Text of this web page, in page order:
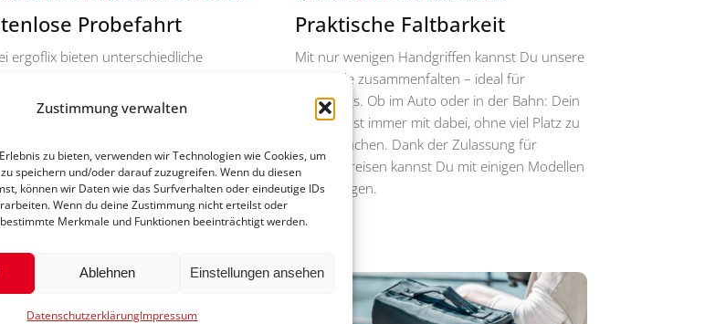
Zustimmung verwalten
zu bieten, verwenden wir Technologien wie Cookies, um
speichern und/oder darauf zuzugreifen. Wenn du diesen
können wir Daten wie das Surfverhalten oder eindeutige IDs
Wenn du deine Zustimmung nicht erteilst oder
Merkmale und Funktionen beeinträchtigt werden.
Ablehnen Einstellungen ansehen
DatenschutzerklärungImpressum
Probefahrt
ergoflix bieten unterschiedliche
entscheiden kannst, bieten wir
Probefahrten an. Finde so den
Praktische Faltbarkeit
Mit nur wenigen Handgriffen kannst Du unsere
Rollstühle zusammenfalten – ideal für
unterwegs. Ob im Auto oder in der Bahn: Dein
Rollstuhl ist immer mit dabei, ohne viel Platz zu
beanspruchen. Dank der Zulassung für
Flugzeugreisen kannst Du mit einigen Modellen
sogar fliegen.